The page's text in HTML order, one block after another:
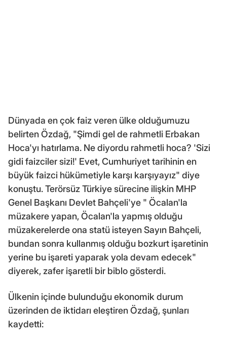
Dünyada en çok faiz veren ülke olduğumuzu
belirten Özdağ, "Şimdi gel de rahmetli Erbakan
Hoca'yı hatırlama. Ne diyordu rahmetli hoca? 'Sizi
gidi faizciler sizi!' Evet, Cumhuriyet tarihinin en
büyük faizci hükümetiyle karşı karşıyayız" diye
konuştu. Terörsüz Türkiye sürecine ilişkin MHP
Genel Başkanı Devlet Bahçeli'ye " Öcalan'la
müzakere yapan, Öcalan'la yapmış olduğu
müzakerelerde ona statü isteyen Sayın Bahçeli,
bundan sonra kullanmış olduğu bozkurt işaretinin
yerine bu işareti yaparak yola devam edecek"
diyerek, zafer işaretli bir biblo gösterdi.
Ülkenin içinde bulunduğu ekonomik durum
üzerinden de iktidarı eleştiren Özdağ, şunları
kaydetti: